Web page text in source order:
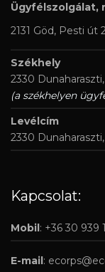
Ügyfélszolgálat,
2131 Göd, Pesti út
Székhely
2330
(a székhelyen
Levélcím
2330
Kapcsolat:
Mobil: +36 30 939
E-mail: